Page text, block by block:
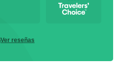
Ver reseñas